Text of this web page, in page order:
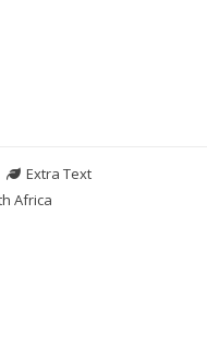
Extra Text
Africa